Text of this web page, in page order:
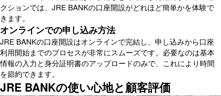
クションでは、JRE BANKの口座開設がどれほど簡単かを体験で
きます。
オンラインでの申し込み方法
JRE BANKの口座開設はオンラインで完結し、申し込みから口座
利用開始までのプロセスが非常にスムーズです。必要なのは基本
情報の入力と身分証明書のアップロードのみで、これにより時間
を節約できます。
JRE BANKの使い心地と顧客評価